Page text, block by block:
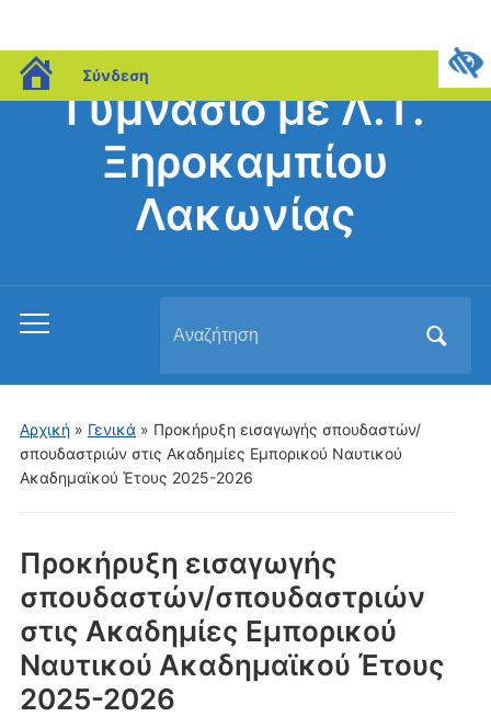
blogs.sch.gr
Σύνδεση
Γυμνάσιο με Λ.Τ.
Ξηροκαμπίου
Λακωνίας
Εναλλαγή
μενού
για
κινητά
για:
Αρχική» Γενικά » Προκήρυξη εισαγωγής σπουδαστών/
σπουδαστριών στις Ακαδημίες Εμπορικού Ναυτικού
Ακαδημαϊκού Έτους 2025-2026
Προκήρυξη εισαγωγής
σπουδαστών/σπουδαστριών
στις Ακαδημίες Εμπορικού
Ναυτικού Ακαδημαϊκού Έτους
2025-2026